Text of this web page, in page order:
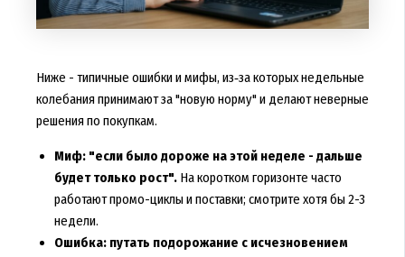
Ниже - типичные ошибки и мифы, из‑за которых недельные
колебания принимают за "новую норму" и делают неверные
решения по покупкам.
Миф: "если было дороже на этой неделе - дальше
будет только рост".На коротком горизонте часто
работают промо-циклы и поставки; смотрите хотя бы 2-3
недели.
Ошибка: путать подорожание с исчезновением